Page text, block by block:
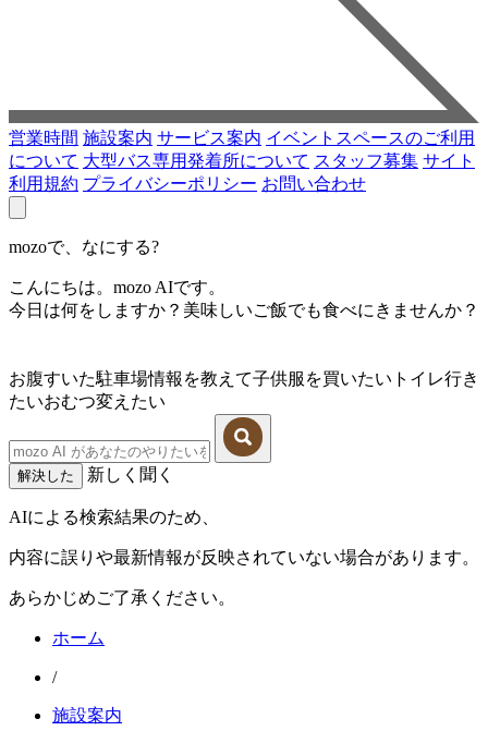
営業時間 施設案内 サービス案内 イベントスペースのご利用
について 大型バス専用発着所について スタッフ募集 サイト
利用規約 プライバシーポリシー お問い合わせ
mozoで、なにする?
こんにちは。mozo AIです。
今日は何をしますか？美味しいご飯でも食べにきませんか？
お腹すいた駐車場情報を教えて子供服を買いたい トイレ行き
たいおむつ変えたい
解決した 新しく聞く
AIによる検索結果のため、
内容に誤りや最新情報が反映されていない場合があります。
あらかじめご了承ください。
ホーム
/
施設案内